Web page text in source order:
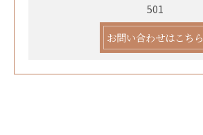
501
お問い合わせはこちら